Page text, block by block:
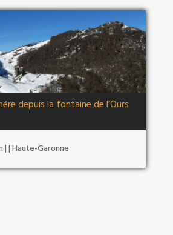
depuis la fontaine de l’Ours
| | Haute-Garonne